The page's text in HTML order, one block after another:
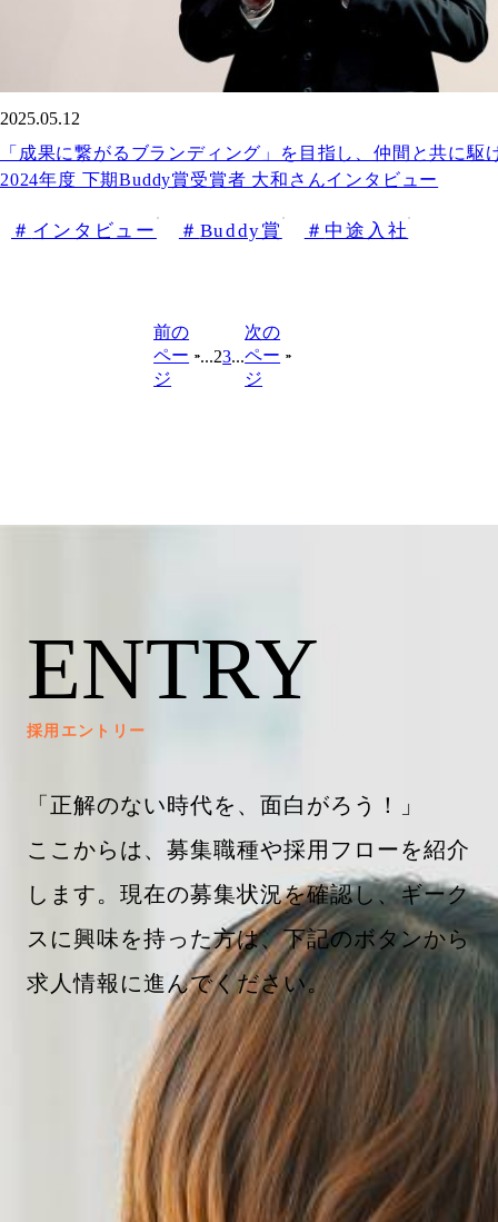
「成果に繋がるブランディング」を目指し、仲間と共に駆
2024年度 下期Buddy賞受賞者 大和さんインタビュー
2025.05.12
インタビュー Buddy賞 中途入社
前の
ペー
ジ
...23...
次の
ペー
ジ
採用エントリー
ENTRY
「正解のない時代を、面白がろう！」
ここからは、募集職種や採用フローを紹介
します。現在の募集状況を確認し、ギーク
スに興味を持った方は、下記のボタンから
求人情報に進んでください。